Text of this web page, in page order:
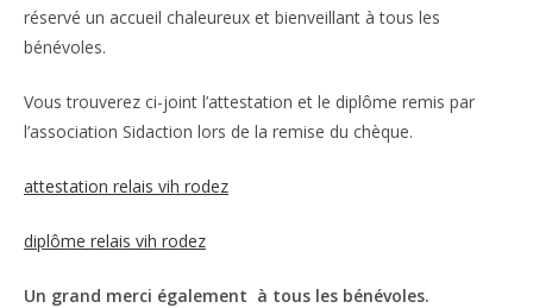
réservé un accueil chaleureux et bienveillant à tous les
bénévoles.
Vous trouverez ci-joint l’attestation et le diplôme remis par
l’association Sidaction lors de la remise du chèque.
attestation relais vih rodez
diplôme relais vih rodez
Un grand merci également à tous les bénévoles.